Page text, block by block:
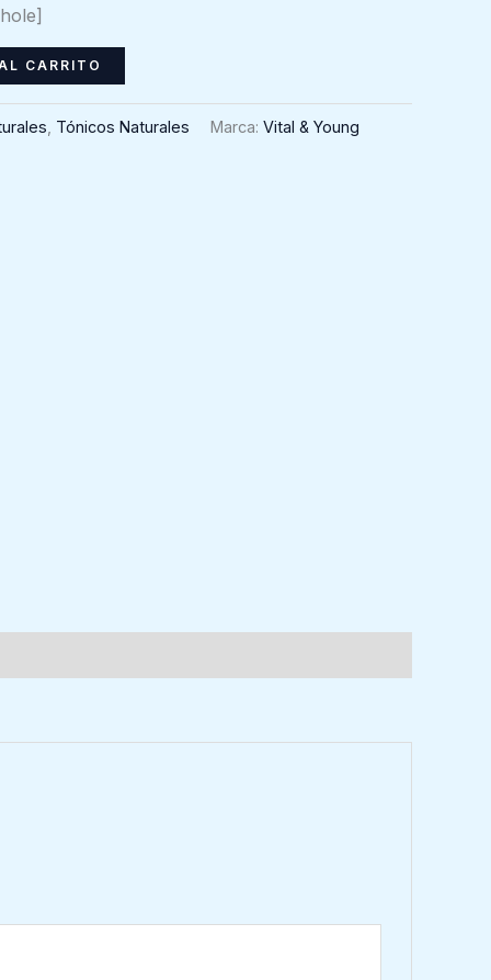
CARRITO
Tónicos Naturales Marca: Vital & Young